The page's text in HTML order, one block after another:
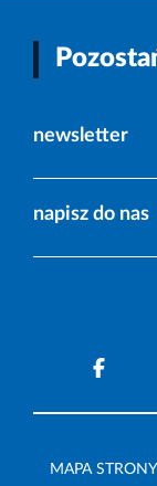
newsletter
napisz do nas
MAPA STRONY